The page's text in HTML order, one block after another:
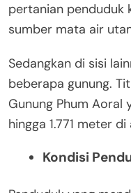
pertanian penduduk
sumber mata air
Sedangkan di sisi
beberapa gunung.
Gunung Phum Aoral
hingga 1.771 meter
Kondisi